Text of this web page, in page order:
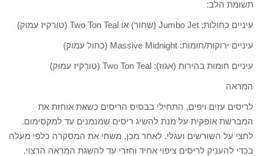
תשומת הלב:
עיניים כחולות: Jumbo Jet (שחור) או Two Ton Teal (טורקיז עמוק)
עיניים ירוקות/חומות: Massive Midnight (כחול עמוק)
עיניים חומות בהירות (אגוז): Two Ton Teal (טורקיז עמוק)
המראה
לריסים עזים ויפים, התחילי בבסיס הריסים כשאת אוחזת את
המברשת אופקית על מנת להשיג ריסים שמנמנים עד למקסימום.
לחצי על השורשים ועגלי. לאחר מכן, משחי את המסקרה כלפי מעלה
בכדי להעניק לריסים ציפוי אחיד וחזרי עד להשגת המראה הרצוי.